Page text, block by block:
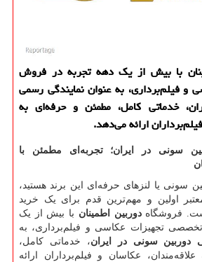
با بیش از یک دهه تجربه در فروش
فیلم‌برداری، به عنوان نمایندگی رسمی
خدماتی کامل، مطمئن و حرفه‌ای به
ارائه می‌دهد.
سونی در ایران؛ تجربه‌ای مطمئن با
سونی یا لنزهای حرفه‌ای این برند هستید،
اولین و مهم‌ترین قدم برای یک خرید
فروشگاهدوربین اطمینان با بیش از یک
تجهیزات عکاسی و فیلم‌برداری، به
دوربین سونی در ایران، خدماتی کامل،
عکاسان و فیلم‌برداران ارائه